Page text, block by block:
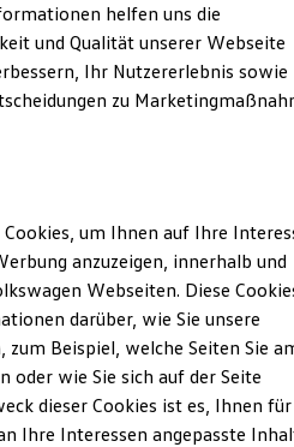
für Nutzfahrzeuge
& Inspektion
anfragen
bei Volkswagen Nutzfahrzeuge
Service
Pannenhilfe
& Apps
08:00-12:00 Uhr
12:30-17:00 Uhr
08:00-12:00 Uhr
vereinbaren
helfen uns die
und Qualität unserer Webseite
Ihr Nutzererlebnis sowie
zu
um Ihnen auf Ihre
anzuzeigen, innerhalb und
Webseiten. Diese
darüber, wie Sie unsere
zum Beispiel, welche Seiten Sie
oder wie Sie sich auf der Seite
dieser Cookies ist es, Ihnen für
Ihre Interessen angepasste